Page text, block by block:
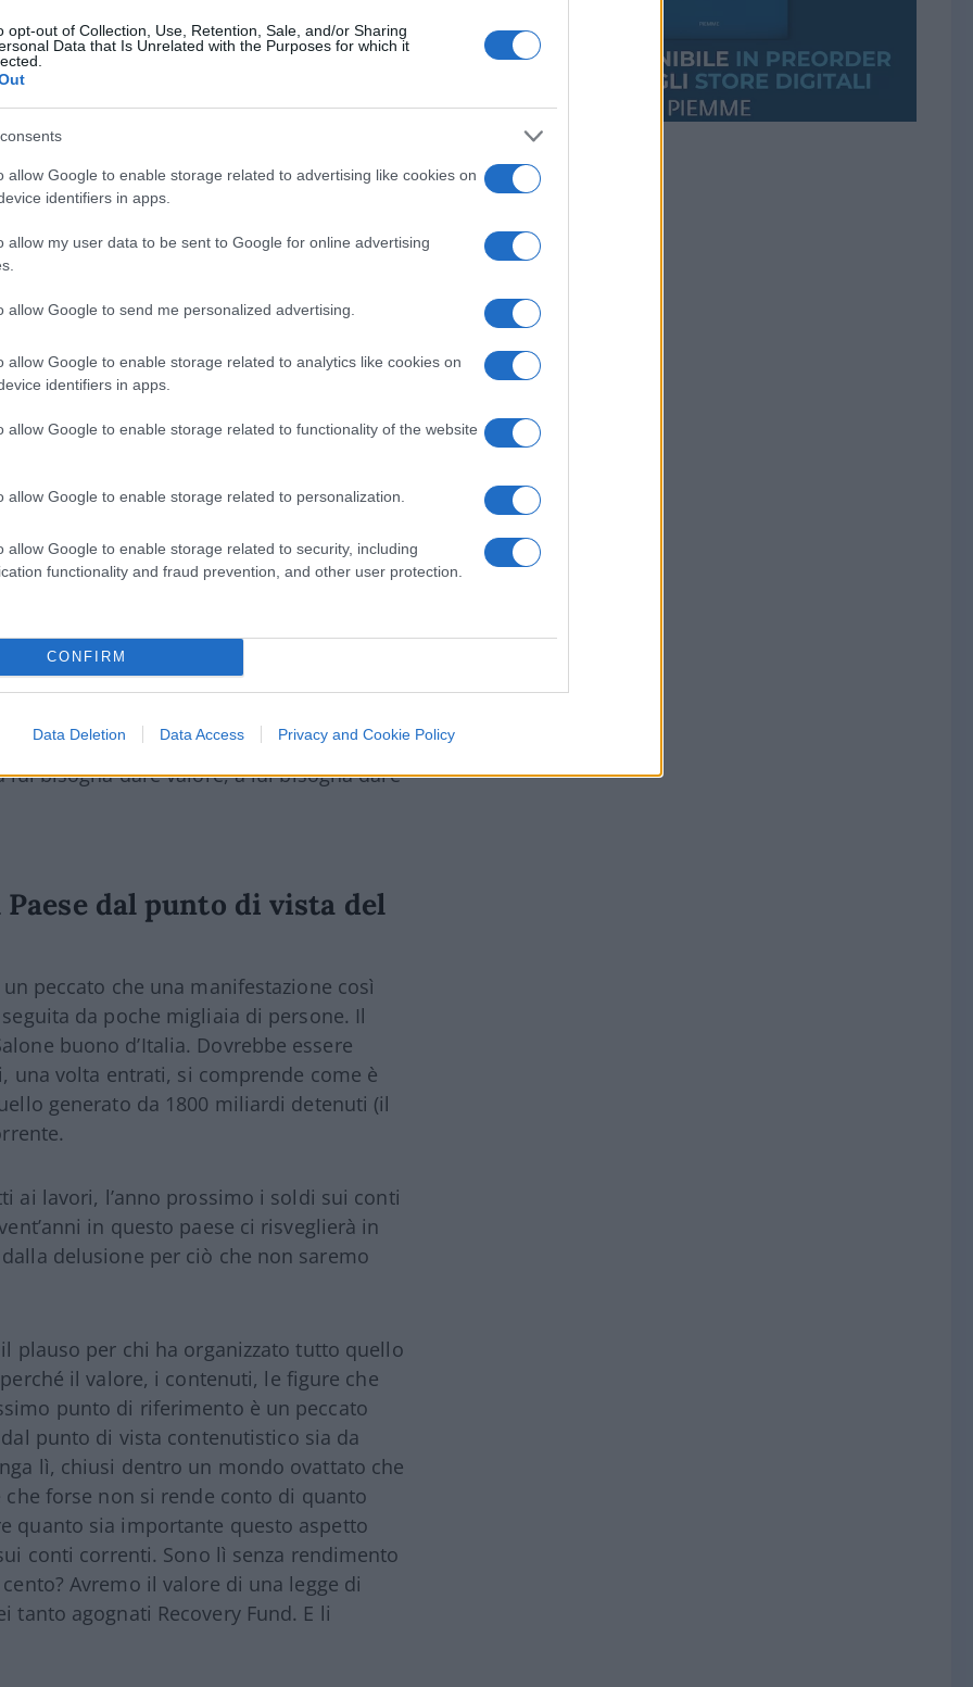
opt-out of Collection, Use, Retention, Sale, and/or Sharing
Data that Is Unrelated with the Purposes for which it
allow Google to enable storage related to advertising like cookies on
identifiers in apps.
allow my user data to be sent to Google for online advertising
allow Google to send me personalized advertising.
allow Google to enable storage related to analytics like cookies on
identifiers in apps.
allow Google to enable storage related to functionality of the website
allow Google to enable storage related to personalization.
allow Google to enable storage related to security, including
functionality and fraud prevention, and other user protection.
CONFIRM
Data Deletion Data Access Privacy and Cookie Policy
è dedicata al pubblico, alle scuole, a chi
perché i primi due giorni non andavano
come funzionano i PIR o come il
all’economia reale per favorire la
di Paolo Legrenzi invece che in
con 5.000 persone o in uno stadio
del Paese, se il risparmio
risparmio…
Siamo giunti ad un punto di svolta, al
come queste diventino
la Pandemia ha cambiato lo stato
E’ a lui che bisogna creare
bisogna dare valore, a lui bisogna dare
Paese dal punto di vista del
peccato che una manifestazione così
da poche migliaia di persone. Il
buono d’Italia. Dovrebbe essere
una volta entrati, si comprende come è
generato da 1800 miliardi detenuti (il
ai lavori, l’anno prossimo i soldi sui conti
in questo paese ci risveglierà in
delusione per ciò che non saremo
plauso per chi ha organizzato tutto quello
il valore, i contenuti, le figure che
punto di riferimento è un peccato
punto di vista contenutistico sia da
lì, chiusi dentro un mondo ovattato che
forse non si rende conto di quanto
quanto sia importante questo aspetto
conti correnti. Sono lì senza rendimento
Avremo il valore di una legge di
tanto agognati Recovery Fund. E li